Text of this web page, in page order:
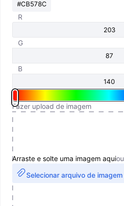
R
G
B
Fazer upload de imagem
Arraste e solte uma imagem aquiou
Selecionar arquivo de imagem